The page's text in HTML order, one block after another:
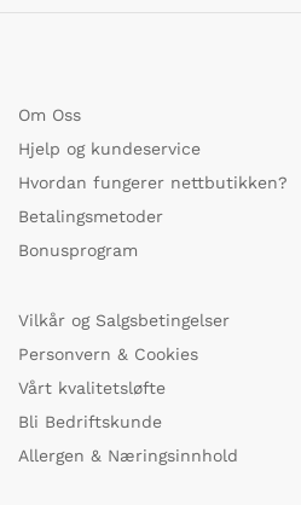
Om Oss
Hjelp og kundeservice
Hvordan fungerer nettbutikken?
Betalingsmetoder
Bonusprogram
Vilkår og Salgsbetingelser
Personvern & Cookies
Vårt kvalitetsløfte
Bli Bedriftskunde
Allergen & Næringsinnhold